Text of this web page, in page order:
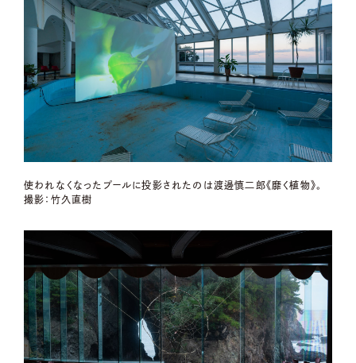
使われなくなったプールに投影されたのは渡邊慎二郎《靡く植物》。
撮影：竹久直樹